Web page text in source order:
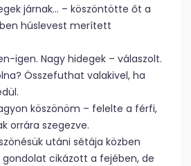
járnak… – köszöntötte őt a
húslevest merített
igen. Nagy hidegek – válaszolt.
Összefuthat valakivel, ha
köszönöm – felelte a férfi,
orrára szegezve.
utáni sétája közben
cikázott a fejében, de